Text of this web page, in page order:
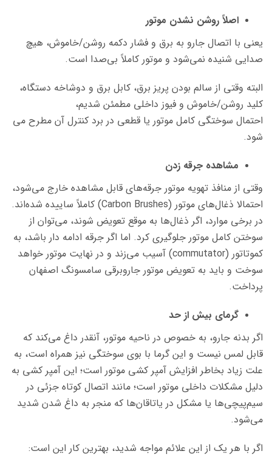
اصلاً روشن نشدن موتور
یعنی با اتصال جارو به برق و فشار دکمه روشن/خاموش، هیچ
صدایی شنیده نمی‌شود و موتور کاملاً بی‌صدا است.
البته وقتی از سالم بودن پریز برق، کابل برق و دوشاخه دستگاه،
کلید روشن/خاموش و فیوز داخلی مطمئن شدیم،
احتمال سوختگی کامل موتور یا قطعی در برد کنترل آن مطرح می
شود.
مشاهده جرقه زدن
وقتی از منافذ تهویه موتور جرقه‌های قابل مشاهده خارج می‌شود،
احتمالا ذغال‌های موتور (Carbon Brushes) کاملاً ساییده شده‌اند.
در برخی موارد، اگر ذغال‌ها به موقع تعویض شوند، می‌توان از
سوختن کامل موتور جلوگیری کرد. اما اگر جرقه ادامه دار باشد، به
کموتاتور (commutator) آسیب می‌زند و در نهایت موتور خواهد
سوخت و باید به تعویض موتور جاروبرقی سامسونگ اصفهان
پرداخت.
گرمای بیش از حد
اگر بدنه جارو، به خصوص در ناحیه موتور، آنقدر داغ می‌کند که
قابل لمس نیست و این گرما با بوی سوختگی نیز همراه است، به
علت زیاد بخاطر افزایش آمپر کشی موتور است؛ این آمپر کشی به
دلیل مشکلات داخلی موتور است؛ مانند اتصال کوتاه جزئی در
سیم‌پیچی‌ها یا مشکل در یاتاقان‌ها که منجر به داغ شدن شدید
می‌شود.
اگر با هر یک از این علائم مواجه شدید، بهترین کار این است: